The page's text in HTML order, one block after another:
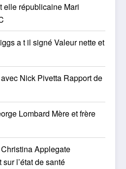
elle républicaine Mari
a t il signé Valeur nette et
Nick Pivetta Rapport de
Lombard Mère et frère
Applegate
l’état de santé